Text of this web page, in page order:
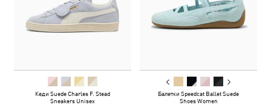
Кеди Suede Charles F. Stead
Sneakers Unisex
Балетки Speedcat Ballet Suede
Shoes Women